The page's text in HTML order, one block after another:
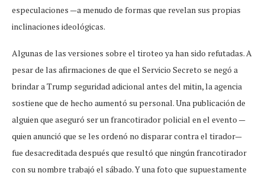
especulaciones —a menudo de formas que revelan sus propias
inclinaciones ideológicas.
Algunas de las versiones sobre el tiroteo ya han sido refutadas. A
pesar de las afirmaciones de que el Servicio Secreto se negó a
brindar a Trump seguridad adicional antes del mitin, la agencia
sostiene que de hecho aumentó su personal. Una publicación de
alguien que aseguró ser un francotirador policial en el evento —
quien anunció que se les ordenó no disparar contra el tirador—
fue desacreditada después que resultó que ningún francotirador
con su nombre trabajó el sábado. Y una foto que supuestamente